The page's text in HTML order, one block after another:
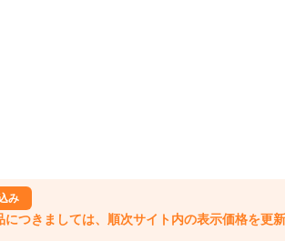
み
つきましては、順次サイト内の表示価格を更新